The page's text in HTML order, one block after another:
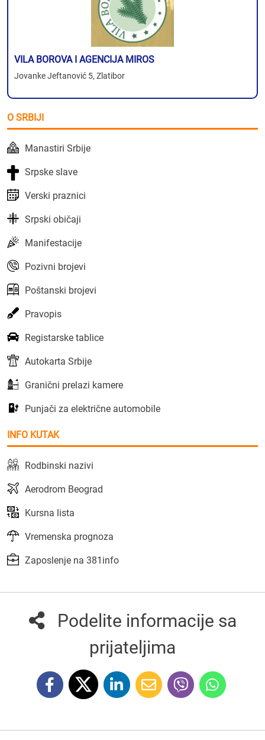
VILA BOROVA I AGENCIJA MIROS
Jovanke Jeftanović 5, Zlatibor
O SRBIJI
Manastiri Srbije
Srpske slave
Verski praznici
Srpski običaji
Manifestacije
Pozivni brojevi
Poštanski brojevi
Pravopis
Registarske tablice
Autokarta Srbije
Granični prelazi kamere
Punjači za električne automobile
INFO KUTAK
Rodbinski nazivi
Aerodrom Beograd
Kursna lista
Vremenska prognoza
Zaposlenje na 381info
Podelite informacije sa
prijateljima